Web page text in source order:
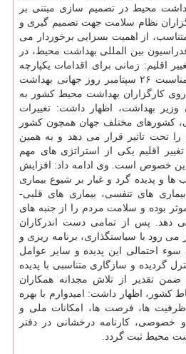
محیط در تصمیم سازی مبتنی بر
نظام سلامت جهت تصمیم گیری و
از اهمیت بسزایی برخوردار می
بین المللی بهداشت محیط، در
اقلیم: زمانی برای اقدامات یكپارچه
بهداشت محیط جهانی» به مناسبت ۲۶ سپتامبر روز جهانی بهداشت
كارگزاران بهداشت محیط كشور به
وزیر بهداشت، اظهار داشت: تغییرات
كشورهای مختلف جهان همچون كشور
تحت تاثیر قرار می دهد و به همین
اقلیم یكی از استراتژی های مهم
خصوص است. وی ادامه داد: افزایش
و پدیده گرد و غبار بر شیوع بیماری
های تنفسی، بیماری های قلبی-
بوده و سلامت مردم را از جنبه های
دهد. پس از تمامی دست اندركاران
رود با سیاستگذاری، برنامه ریزی و
سوء احتمالی این پدیده و سایر عوامل
گردیده و سازگاری متناسبی با پدیده
تقدیر از تلاش مجدانه همكاران
اظهار داشت: امیدوارم با بهره
ظرفیت ها، فرصت ها، امكانات ملی و
خصوصی، كارنامه درخشانی در دفتر
محیط ثبت گردد.